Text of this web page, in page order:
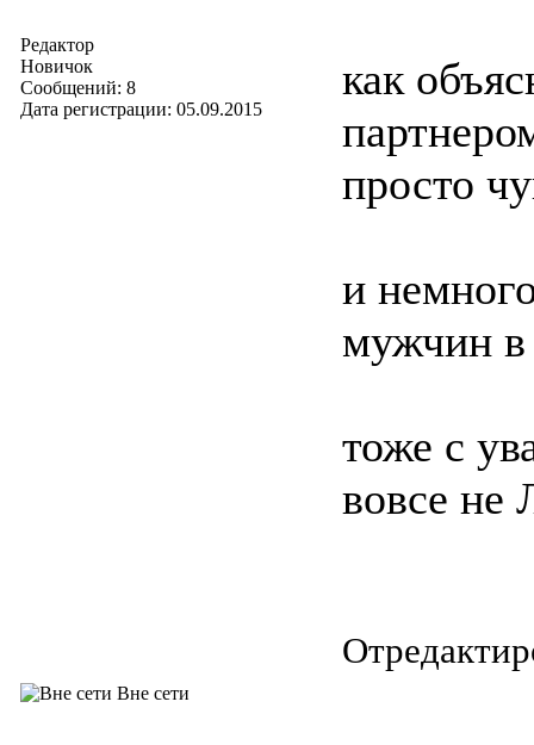
Редактор
Новичок
Сообщений: 8
Дата регистрации: 05.09.2015
как
просто
и
мужчин в
тоже с
вовсе не
Вне сети